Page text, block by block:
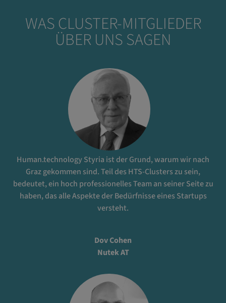
WAS CLUSTER-MITGLIEDER
ÜBER UNS SAGEN
Human.technology Styria ist der Grund, warum wir nach
Graz gekommen sind. Teil des HTS-Clusters zu sein,
bedeutet, ein hoch professionelles Team an seiner Seite zu
haben, das alle Aspekte der Bedürfnisse eines Startups
versteht.
Dov Cohen
Nutek AT